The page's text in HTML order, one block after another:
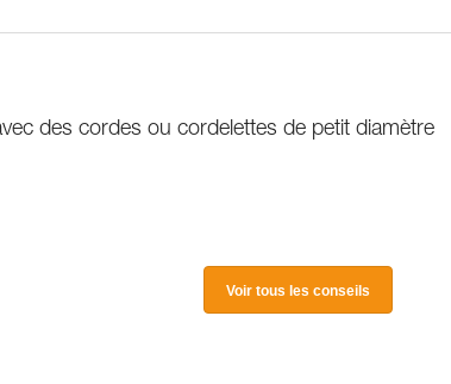
des cordes ou cordelettes de petit diamètre
Voir tous les conseils